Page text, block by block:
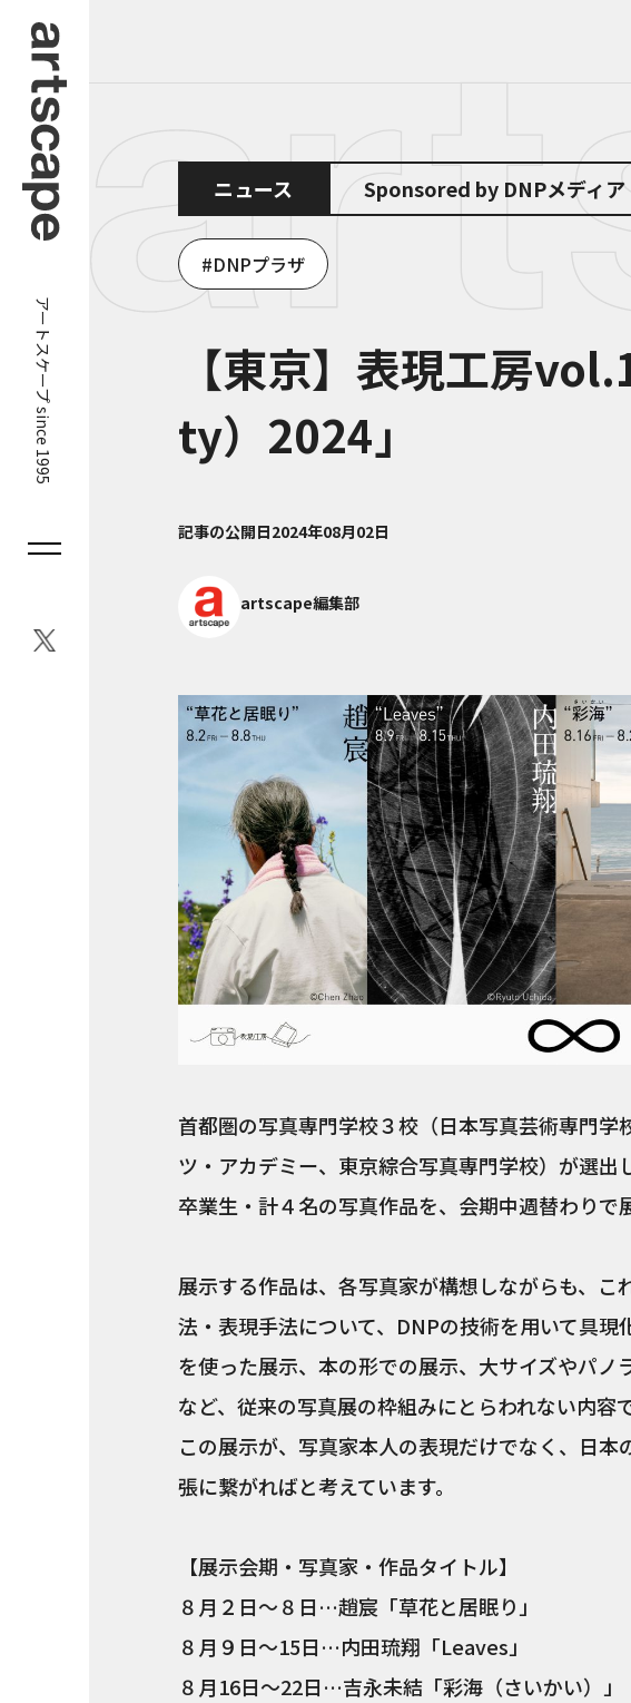
アートスケープ since 1995
ニュース Sponsored by DNPメディア
DNPプラザ
【東京】表現工房
ty）2024」
記事の公開日2024年08月02日
artscape編集部
首都圏の写真専門学校３校（日本写真芸術専門学
ツ・アカデミー、東京綜合写真専門学校）が選出
卒業生・計４名の写真作品を、会期中週替わりで
展示する作品は、各写真家が構想しながらも、こ
法・表現手法について、DNPの技術を用いて具現
を使った展示、本の形での展示、大サイズやパノ
など、従来の写真展の枠組みにとらわれない内容で
この展示が、写真家本人の表現だけでなく、日
張に繋がればと考えています。
【展示会期・写真家・作品タイトル】
８月２日～８日…趙宸「草花と居眠り」
８月９日～15日…内田琉翔「Leaves」
８月16日～22日…吉永未結「彩海（さいかい）」